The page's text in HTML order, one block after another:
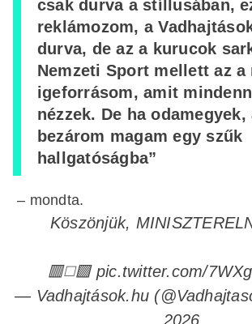
csak durva a stíllusában,
reklámozom, a
durva, de az a kurucok
Nemzeti Sport mellett az a
igeforrásom, amit
nézzek. De ha
bezárom magam egy szűk
hallgatóságba”
– mondta.
Köszönjük,
🟥◻️🟩 pic.twitter.com/
— Vadhajtások.hu
2026